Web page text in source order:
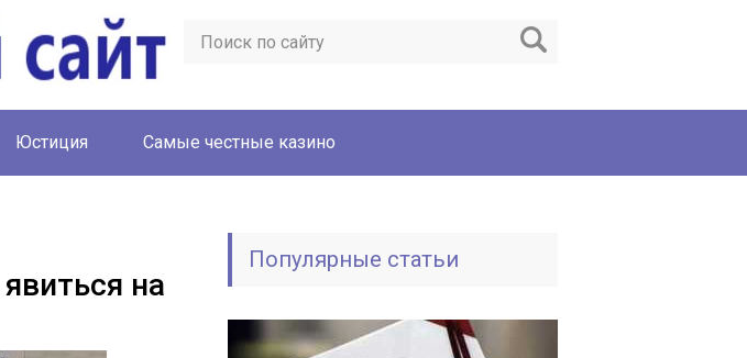
Юстиция Cамые честные казино
на
Популярные статьи